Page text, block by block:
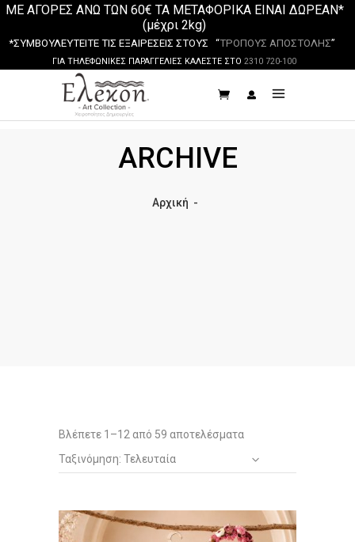
ΜΕ ΑΓΟΡΕΣ ΑΝΩ ΤΩΝ 60€ ΤΑ ΜΕΤΑΦΟΡΙΚΑ ΕΙΝΑΙ ΔΩΡΕΑΝ*
(μέχρι 2kg)
*ΣΥΜΒΟΥΛΕΥΤΕΙΤΕ ΤΙΣ ΕΞΑΙΡΕΣΕΙΣ ΣΤΟΥΣ “ΤΡΟΠΟΥΣ ΑΠΟΣΤΟΛΗΣ”
ΓΙΑ ΤΗΛΕΦΩΝΙΚΕΣ ΠΑΡΑΓΓΕΛΙΕΣ ΚΑΛΕΣΤΕ ΣΤΟ 2310 720-100
ARCHIVE
Αρχική -
Βλέπετε 1–12 από 59 αποτελέσματα
by
Ταξινόμηση: Τελευταία